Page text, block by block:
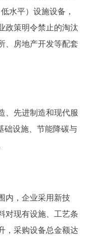
水平）设施设备，
政策明令禁止的淘汰
、房地产开发等配套
先进制造和现代服
础设施、节能降碳与
，企业采用新技
对现有设施、工艺条
，采购设备总金额达